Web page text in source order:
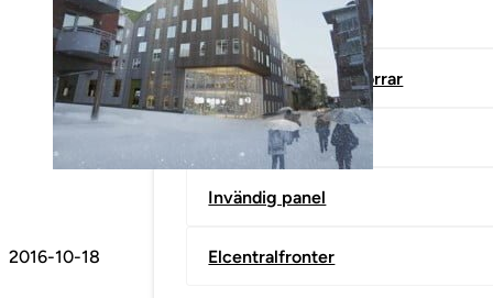
Invändiga dörrar
Glaspartier & skjutdörrar
Inredning & skåp
Invändig panel
Elcentralfronter
2016-10-18